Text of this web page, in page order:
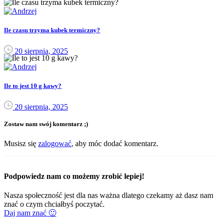
Ile czasu trzyma kubek termiczny?
20 sierpnia, 2025
Ile to jest 10 g kawy?
20 sierpnia, 2025
Zostaw nam swój komentarz ;)
Musisz się zalogować, aby móc dodać komentarz.
Podpowiedz nam co możemy zrobić lepiej!
Nasza społeczność jest dla nas ważna dlatego czekamy aż dasz nam
znać o czym chciałbyś poczytać.
Daj nam znać 🙂